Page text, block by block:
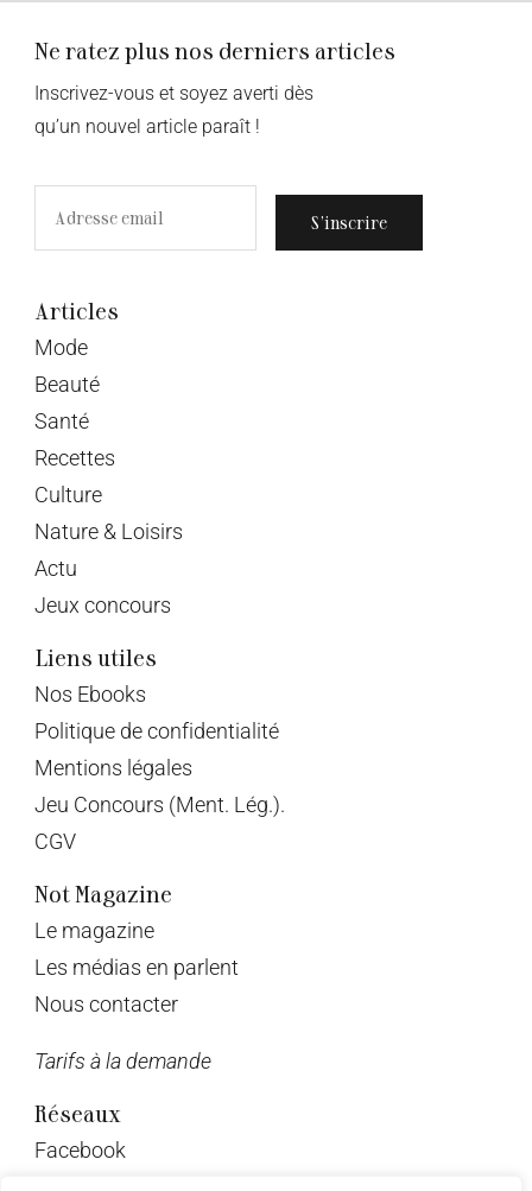
Ne ratez plus nos derniers articles
Inscrivez-vous et soyez averti dès
qu’un nouvel article paraît !
S’inscrire
Articles
Mode
Beauté
Santé
Recettes
Culture
Nature & Loisirs
Actu
Jeux concours
Liens utiles
Nos Ebooks
Politique de confidentialité
Mentions légales
Jeu Concours (Ment. Lég.).
CGV
Not Magazine
Le magazine
Les médias en parlent
Nous contacter
Tarifs à la demande
Réseaux
Facebook